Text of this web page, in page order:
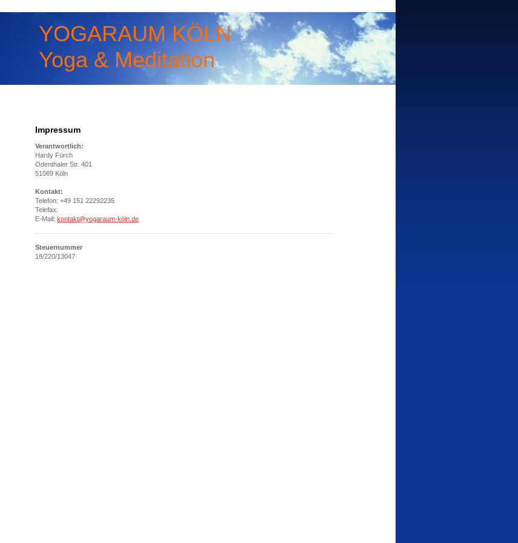
YOGARAUM KÖLN
Yoga & Meditation
Impressum
Verantwortlich:
Hardy Fürch
Odenthaler Str. 401
51069 Köln
Kontakt:
Telefon: +49 151 22292235
Telefax:
E-Mail: kontakt@yogaraum-köln.de
Steuernummer
18/220/13047